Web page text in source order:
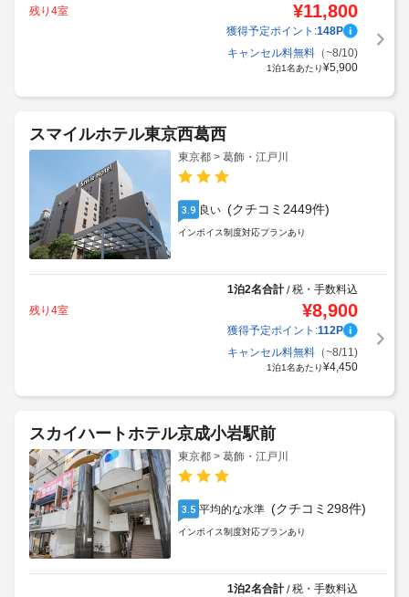
残り4室
¥11,800
獲得予定ポイント:148P
キャンセル料無料（~8/10)
1泊1名あたり¥5,900
スマイルホテル東京西葛西
東京都 > 葛飾・江戸川
3.9 良い (クチコミ2449件)
インボイス制度対応プランあり
1泊2名合計/税・手数料込
残り4室
¥8,900
獲得予定ポイント:112P
キャンセル料無料（~8/11)
1泊1名あたり¥4,450
スカイハートホテル京成小岩駅前
東京都 > 葛飾・江戸川
3.5 平均的な水準 (クチコミ298件)
インボイス制度対応プランあり
1泊2名合計/税・手数料込